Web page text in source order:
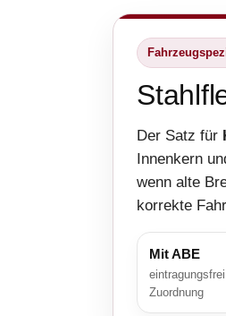
Der Satz für
Innenkern
wenn alte
korrekte
Mit ABE
Zuordnung